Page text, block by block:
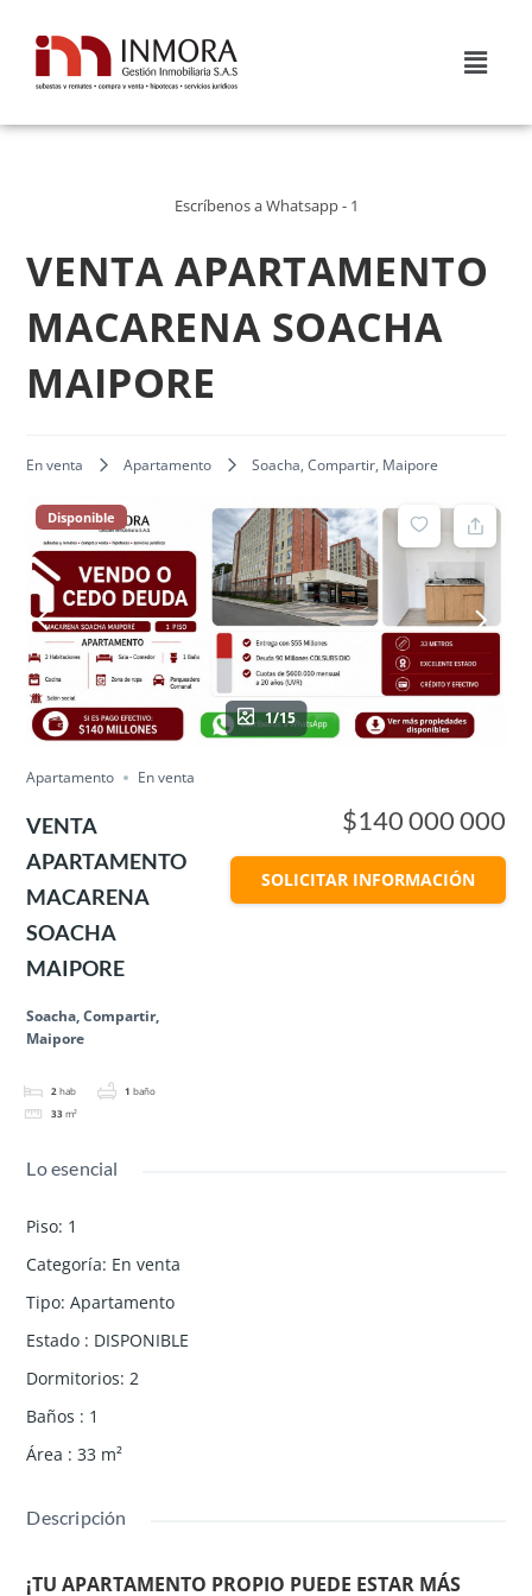
Escríbenos a Whatsapp - 1
VENTA APARTAMENTO
MACARENA SOACHA
MAIPORE
En venta Apartamento Soacha, Compartir, Maipore
Disponible
1/15
Apartamento En venta
VENTA
APARTAMENTO
MACARENA
SOACHA
MAIPORE
Soacha, Compartir,
Maipore
2 hab 1 baño
33 m²
$140 000 000
SOLICITAR INFORMACIÓN
Lo esencial
Piso: 1
Categoría: En venta
Tipo: Apartamento
Estado : DISPONIBLE
Dormitorios: 2
Baños : 1
Área : 33 m²
Descripción
¡TU APARTAMENTO PROPIO PUEDE ESTAR MÁS